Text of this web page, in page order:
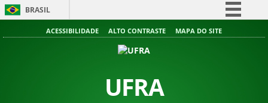
BRASIL
Simplifique!
Acesso à informação
ACESSIBILIDADE ALTO CONTRASTE MAPA DO SITE
UFRA